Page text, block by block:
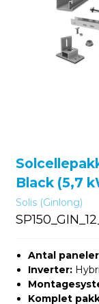
Black (5,7
Solis (Ginlong)
Antal
Inverter:
Komplet